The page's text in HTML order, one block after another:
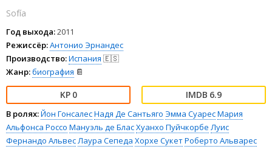
Sofía
Год выхода:2011
Режиссёр:Антонио Эрнандес
Производство:Испания 🇪🇸
Жанр:биография 📔
0 6.9
В ролях:Йон ГонсалесНадя Де Сантьяго Эмма СуаресМария
Альфонса Россо Мануэль де БласХуанхо Пуйчкорбе Луис
Фернандо АльвесЛаура Сепеда Хорхе СукетРоберто Альварес